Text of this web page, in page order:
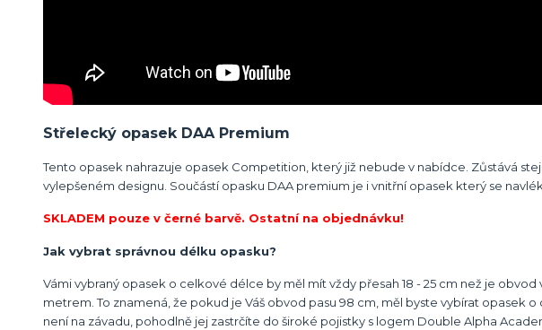
Střelecký opasek DAA Premium
Tento opasek nahrazuje opasek Competition, který již nebude v nabídce. Zůstává
vylepšeném designu. Součástí opasku DAA premium je i vnitřní opasek který se
SKLADEM pouze v černé barvě. Ostatní na objednávku!
Jak vybrat správnou délku opasku?
Vámi vybraný opasek o celkové délce by měl mít vždy přesah 18 - 25 cm než je
metrem. To znamená, že pokud je Váš obvod pasu 98 cm, měl byste vybírat opasek o
není na závadu, pohodlně jej zastrčíte do široké pojistky s logem Double Alpha